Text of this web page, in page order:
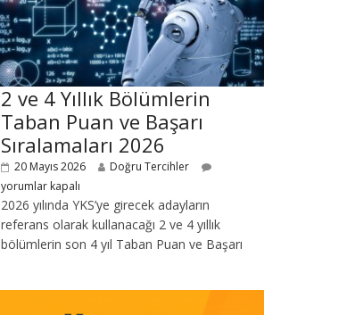
2 ve 4 Yıllık Bölümlerin
Taban Puan ve Başarı
Sıralamaları 2026
20 Mayıs 2026
Doğru Tercihler
yorumlar kapalı
2026 yılında YKS’ye girecek adayların
referans olarak kullanacağı 2 ve 4 yıllık
bölümlerin son 4 yıl Taban Puan ve Başarı